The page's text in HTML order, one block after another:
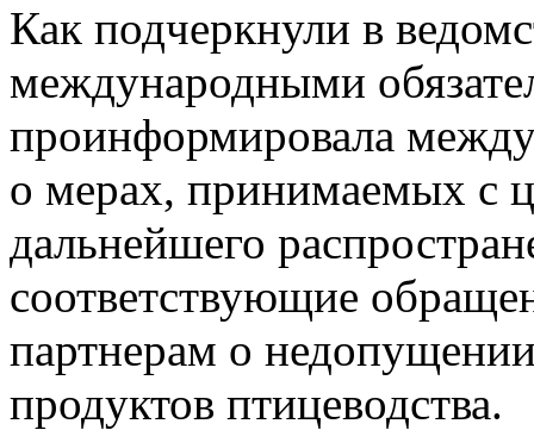
Как подчеркнули в
международными
проинформировала
о мерах, принимаемых с
дальнейшего
соответствующие
партнерам о
продуктов птицеводства.